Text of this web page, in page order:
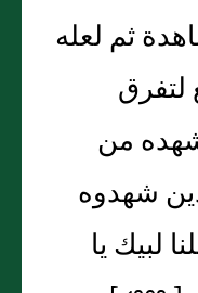
ثم لعله
من
شهدوه
لبيك يا